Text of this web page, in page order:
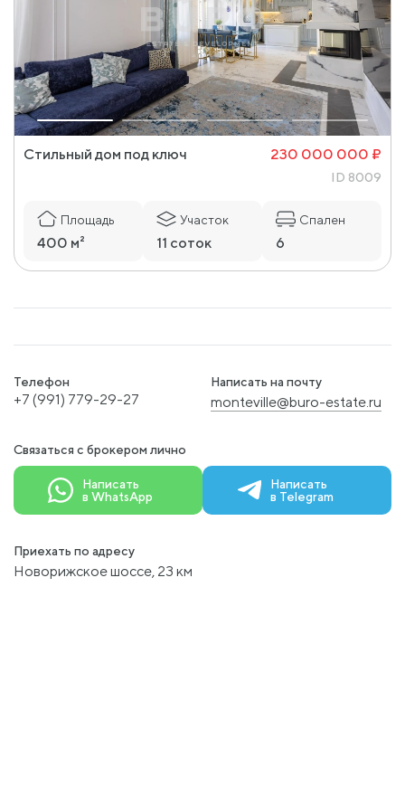
Стильный дом под ключ 230 000 000 ₽
ID 8009
Площадь
400 м²
Участок
11 соток
Спален
6
Телефон
+7 (991) 779-29-27
Связаться с брокером лично
Написать
в WhatsApp
Написать
в Telegram
Приехать по адресу
Новорижское шоссе, 23 км
Написать на почту
monteville@buro-estate.ru